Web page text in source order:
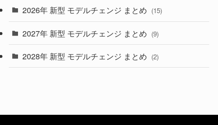
(4)
(1)
2026年 新型 モデルチェンジ まとめ (15)
2027年 新型 モデルチェンジ まとめ (9)
2028年 新型 モデルチェンジ まとめ (2)